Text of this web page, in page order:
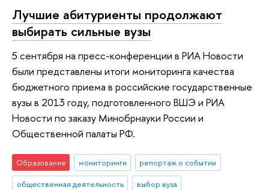
Лучшие абитуриенты продолжают
выбирать сильные вузы
5 сентября на пресс-конференции в РИА Новости
были представлены итоги мониторинга качества
бюджетного приема в российские государственные
вузы в 2013 году, подготовленного ВШЭ и РИА
Новости по заказу Минобрнауки России и
Общественной палаты РФ.
Образование мониторинги
репортаж о событии
общественная деятельность
выбор вуза